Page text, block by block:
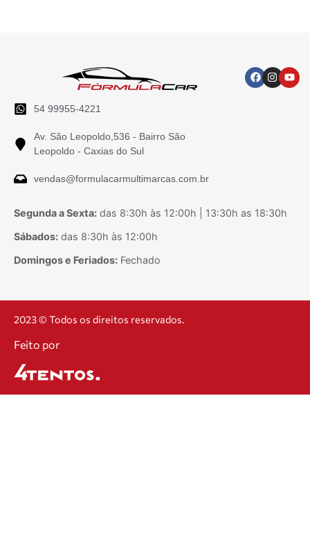
54 99955-4221
Av. São Leopoldo,536 - Bairro São
Leopoldo - Caxias do Sul
vendas@formulacarmultimarcas.com.br
Segunda a Sexta: das 8:30h às 12:00h | 13:30h as 18:30h
Sábados: das 8:30h às 12:00h
Domingos e Feriados: Fechado
2023 © Todos os direitos reservados.
Feito por